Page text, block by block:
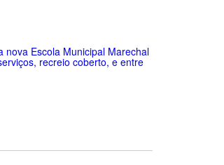
Escola Municipal Marechal
recreio coberto, e entre